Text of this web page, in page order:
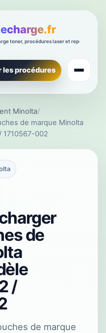
les procédures
Minolta/
de marque Minolta
1710567-002
de
/
de marque